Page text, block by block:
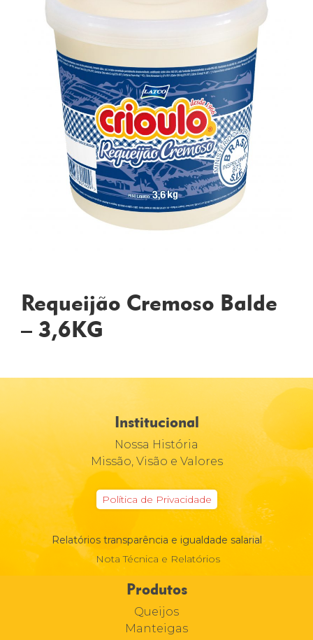
Requeijão Cremoso Balde
– 3,6KG
Institucional
Nossa História
Missão, Visão e Valores
Política de Privacidade
Relatórios transparência e igualdade salarial
Nota Técnica e Relatórios
Produtos
Queijos
Manteigas